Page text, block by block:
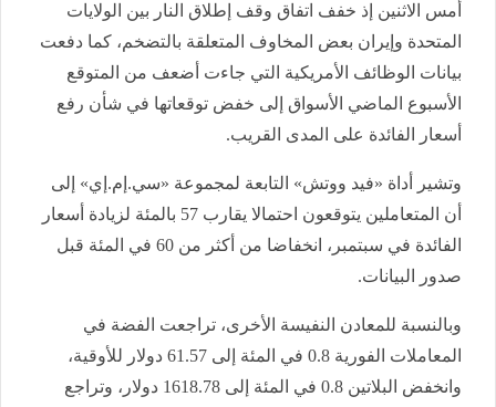
أمس الاثنين إذ خفف اتفاق وقف إطلاق النار بين الولايات
المتحدة وإيران بعض المخاوف المتعلقة بالتضخم، كما ⁠دفعت
بيانات ‌الوظائف الأمريكية التي جاءت أضعف من المتوقع
الأسبوع الماضي الأسواق إلى خفض توقعاتها في شأن رفع
أسعار الفائدة على المدى القريب.
وتشير ‌أداة «فيد ووتش» التابعة لمجموعة «سي.إم.إي» إلى
أن المتعاملين يتوقعون احتمالا يقارب 57 ⁠بالمئة لزيادة أسعار
الفائدة في ⁠سبتمبر، ⁠انخفاضا من أكثر من 60 في المئة قبل
صدور البيانات.
وبالنسبة للمعادن النفيسة الأخرى، تراجعت الفضة في
المعاملات الفورية 0.8 في المئة إلى 61.57 دولار للأوقية،
وانخفض البلاتين 0.8 في المئة إلى 1618.78 دولار، وتراجع